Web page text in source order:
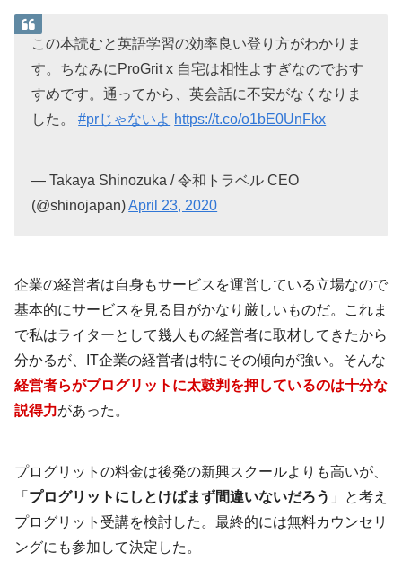
この本読むと英語学習の効率良い登り方がわかりま
す。ちなみにProGrit x 自宅は相性よすぎなのでおす
すめです。通ってから、英会話に不安がなくなりま
した。#prじゃないよ https://t.co/o1bE0UnFkx
— Takaya Shinozuka / 令和トラベル CEO
(@shinojapan)April 23, 2020
企業の経営者は自身もサービスを運営している立場なので
基本的にサービスを見る目がかなり厳しいものだ。これま
で私はライターとして幾人もの経営者に取材してきたから
分かるが、IT企業の経営者は特にその傾向が強い。そんな
経営者らがプログリットに太鼓判を押しているのは十分な
説得力があった。
プログリットの料金は後発の新興スクールよりも高いが、
「 プログリットにしとけばまず間違いないだろう 」と考え
プログリット受講を検討した。最終的には無料カウンセリ
ングにも参加して決定した。